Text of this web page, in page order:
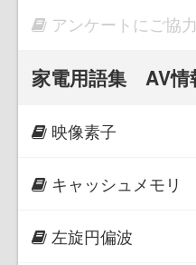
アンケートにご協
家電用語集 AV情
映像素子
キャッシュメモリ
左旋円偏波